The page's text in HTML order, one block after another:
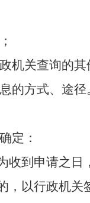
机关查询的其
的方式、途径
定：
到申请之日
以行政机